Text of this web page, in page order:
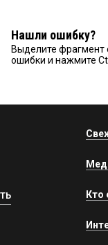
Нашли ошибку?
Выделите фрагмент
ошибки и нажмите
Кто